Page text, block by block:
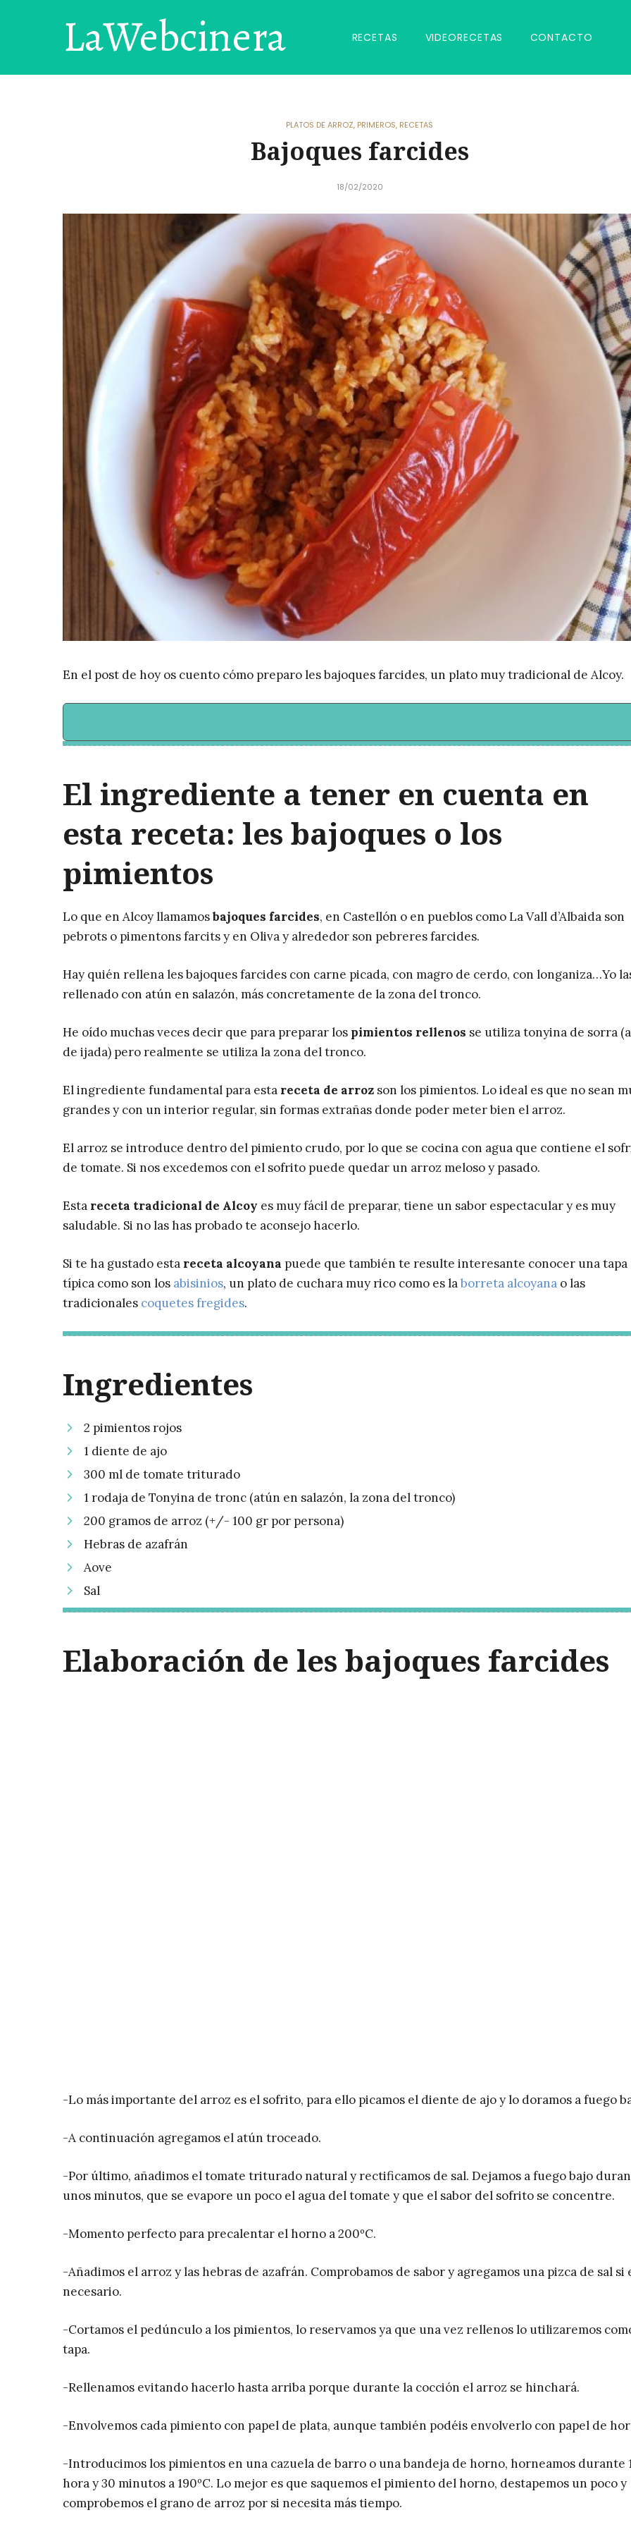
LaWebcinera RECETAS VIDEORECETAS CONTACTO
PLATOS DE ARROZ, PRIMEROS, RECETAS
Bajoques farcides
18/02/2020
En el post de hoy os cuento cómo preparo les bajoques farcides, un plato muy tradicional de Alcoy.
El ingrediente a tener en cuenta en
esta receta: les bajoques o los
pimientos
Lo que en Alcoy llamamosbajoques farcides, en Castellón o en pueblos como La Vall d’Albaida son
pebrots o pimentons farcits y en Oliva y alrededor son pebreres farcides.
Hay quién rellena les bajoques farcides con carne picada, con magro de cerdo, con longaniza…Yo
rellenado con atún en salazón, más concretamente de la zona del tronco.
He oído muchas veces decir que para preparar los pimientos rellenos se utiliza tonyina de sorra
de ijada) pero realmente se utiliza la zona del tronco.
El ingrediente fundamental para esta receta de arroz son los pimientos. Lo ideal es que no sean
grandes y con un interior regular, sin formas extrañas donde poder meter bien el arroz.
El arroz se introduce dentro del pimiento crudo, por lo que se cocina con agua que contiene el
de tomate. Si nos excedemos con el sofrito puede quedar un arroz meloso y pasado.
Esta receta tradicional de Alcoy es muy fácil de preparar, tiene un sabor espectacular y es muy
saludable. Si no las has probado te aconsejo hacerlo.
Si te ha gustado esta receta alcoyana puede que también te resulte interesante conocer una tapa
típica como son los abisinios, un plato de cuchara muy rico como es laborreta alcoyana o las
tradicionales coquetes fregides.
Ingredientes
2 pimientos rojos
1 diente de ajo
300 ml de tomate triturado
1 rodaja de Tonyina de tronc (atún en salazón, la zona del tronco)
200 gramos de arroz (+/- 100 gr por persona)
Hebras de azafrán
Aove
Sal
Elaboración de les bajoques farcides
-Lo más importante del arroz es el sofrito, para ello picamos el diente de ajo y lo doramos a fuego
-A continuación agregamos el atún troceado.
-Por último, añadimos el tomate triturado natural y rectificamos de sal. Dejamos a fuego bajo
unos minutos, que se evapore un poco el agua del tomate y que el sabor del sofrito se concentre.
-Momento perfecto para precalentar el horno a 200ºC.
-Añadimos el arroz y las hebras de azafrán. Comprobamos de sabor y agregamos una pizca de sal si
necesario.
-Cortamos el pedúnculo a los pimientos, lo reservamos ya que una vez rellenos lo utilizaremos
tapa.
-Rellenamos evitando hacerlo hasta arriba porque durante la cocción el arroz se hinchará.
-Envolvemos cada pimiento con papel de plata, aunque también podéis envolverlo con papel de
-Introducimos los pimientos en una cazuela de barro o una bandeja de horno, horneamos durante
hora y 30 minutos a 190ºC. Lo mejor es que saquemos el pimiento del horno, destapemos un poco y
comprobemos el grano de arroz por si necesita más tiempo.